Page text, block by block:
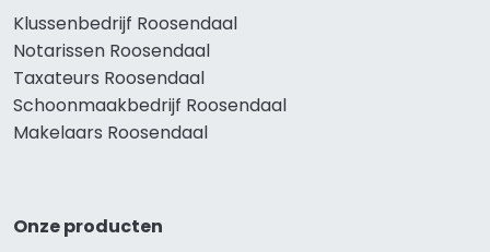
Klussenbedrijf Roosendaal
Notarissen Roosendaal
Taxateurs Roosendaal
Schoonmaakbedrijf Roosendaal
Makelaars Roosendaal
Onze producten